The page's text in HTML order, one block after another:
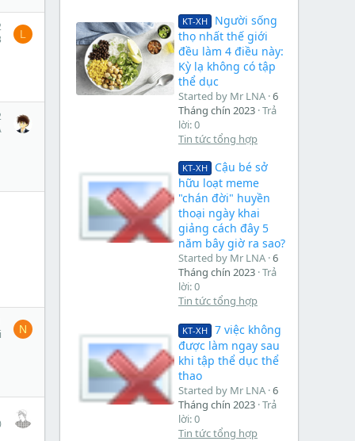
L
N
KT-XH
Người sống
thọ nhất thế giới
đều làm 4 điều này:
Kỳ lạ không có tập
thể dục
Started by Mr LNA 6
Tháng chín 2023 Trả
lời: 0
Tin tức tổng hợp
KT-XH
Cậu bé sở
hữu loạt meme
"chán đời" huyền
thoại ngày khai
giảng cách đây 5
năm bây giờ ra sao?
Started by Mr LNA 6
Tháng chín 2023 Trả
lời: 0
Tin tức tổng hợp
KT-XH
7 việc không
được làm ngay sau
khi tập thể dục thể
thao
Started by Mr LNA 6
Tháng chín 2023 Trả
lời: 0
Tin tức tổng hợp